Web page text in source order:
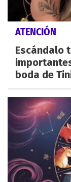
ATENCIÓN
Escándalo
boda de